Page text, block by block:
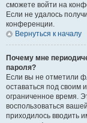
сможете войти на
Если не удалось
конференции.
Вернуться к началу
Почему мне
пароля?
Если вы не отметили
оставаться под своим
ограниченное время.
воспользоваться
приходилось вводить